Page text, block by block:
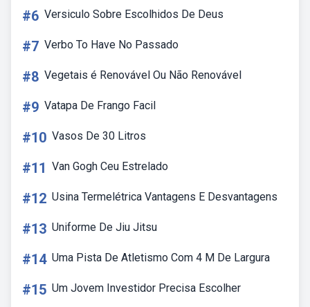
#6 Versiculo Sobre Escolhidos De Deus
#7 Verbo To Have No Passado
#8 Vegetais é Renovável Ou Não Renovável
#9 Vatapa De Frango Facil
#10 Vasos De 30 Litros
#11 Van Gogh Ceu Estrelado
#12 Usina Termelétrica Vantagens E Desvantagens
#13 Uniforme De Jiu Jitsu
#14 Uma Pista De Atletismo Com 4 M De Largura
#15 Um Jovem Investidor Precisa Escolher